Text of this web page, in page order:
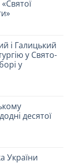
і Галицький
у Свято-
у
десятої
України